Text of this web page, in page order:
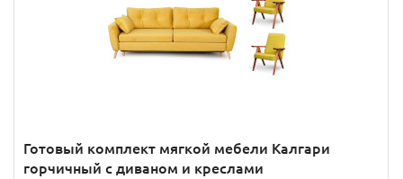
Готовый комплект мягкой мебели Калгари
горчичный с диваном и креслами